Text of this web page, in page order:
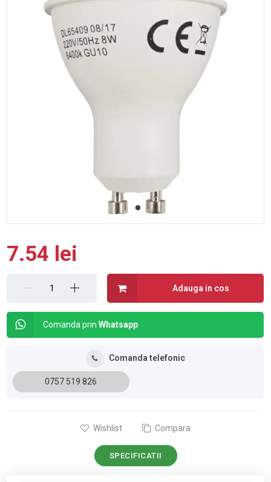
7.54 lei
Adauga in cos
Comanda prinWhatsapp
Comanda telefonic
0757 519 826
Wishlist Compara
SPECIFICATII